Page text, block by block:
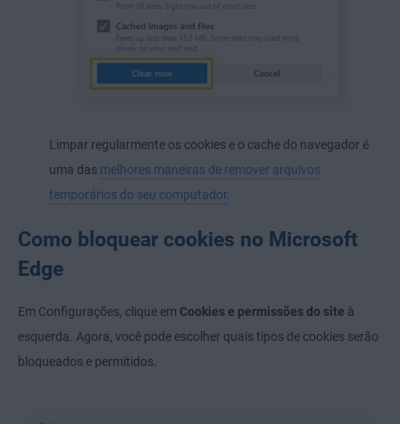
Limpar regularmente os cookies e o cache do navegador é
uma das melhores maneiras de remover arquivos
temporários do seu computador.
Como bloquear cookies no Microsoft
Edge
Em Configurações, clique em Cookies e permissões do site à
esquerda. Agora, você pode escolher quais tipos de cookies serão
bloqueados e permitidos.